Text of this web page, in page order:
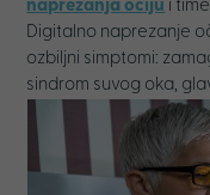
naprezanja očiju i
Digitalno naprezanje
ozbiljni simptomi:
sindrom suvog oka,